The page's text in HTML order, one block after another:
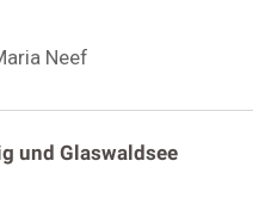
Neef
und Glaswaldsee